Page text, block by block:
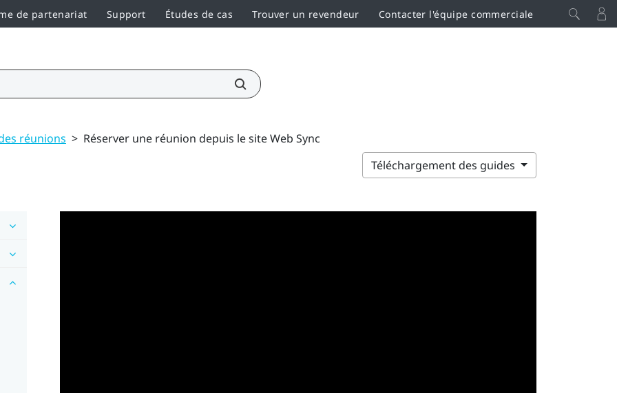
de partenariat Support Études de cas Trouver un revendeur Contacter l'équipe commerciale
réunions > Réserver une réunion depuis le site Web Sync
Téléchargement des guides